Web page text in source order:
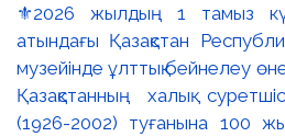
⚜️2026 жылдың 1 тамыз
атындағы Қазақстан
музейінде ұлттық бейнелеу
Қазақстанның халық
(1926-2002) туғанына 100